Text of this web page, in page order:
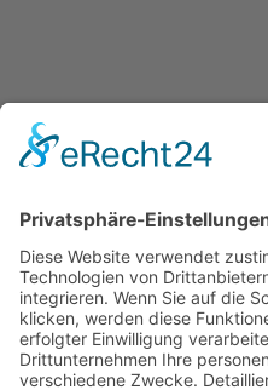
Contact Us
Use the form below to contact us!